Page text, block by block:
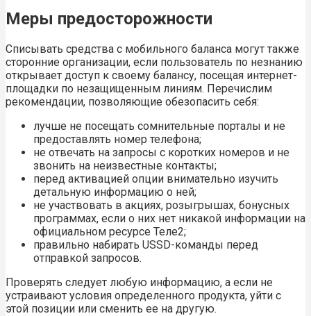
Меры предосторожности
Списывать средства с мобильного баланса могут также
сторонние организации, если пользователь по незнанию
открывает доступ к своему балансу, посещая интернет-
площадки по незащищенным линиям. Перечислим
рекомендации, позволяющие обезопасить себя:
лучше не посещать сомнительные порталы и не
предоставлять номер телефона;
не отвечать на запросы с коротких номеров и не
звонить на неизвестные контакты;
перед активацией опции внимательно изучить
детальную информацию о ней;
не участвовать в акциях, розыгрышах, бонусных
программах, если о них нет никакой информации на
официальном ресурсе Теле2;
правильно набирать USSD-команды перед
отправкой запросов.
Проверять следует любую информацию, а если не
устраивают условия определенного продукта, уйти с
этой позиции или сменить ее на другую.